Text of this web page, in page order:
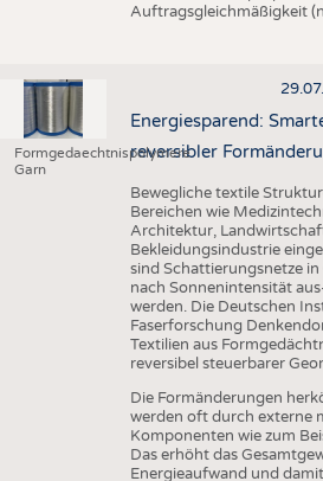
Auftragsgleichmäßigkeit
Formgedaechtnispolymere
Garn
Energiesparend:
reversibler
Bewegliche textile
Bereichen wie
Architektur,
Bekleidungsindustrie
sind Schattierungsnetze in
nach Sonnenintensität
werden. Die Deutschen
Faserforschung
Textilien aus
reversibel steuerbarer
Die Formänderungen
werden oft durch externe
Komponenten wie zum
Das erhöht das
Energieaufwand und